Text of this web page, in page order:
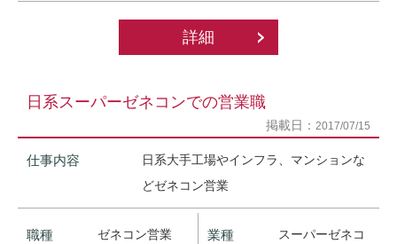
詳細
日系スーパーゼネコンでの営業職
掲載日： 2017/07/15
仕事内容
日系大手工場やインフラ、マンションな
どゼネコン営業
職種 ゼネコン営業 業種 スーパーゼネコ